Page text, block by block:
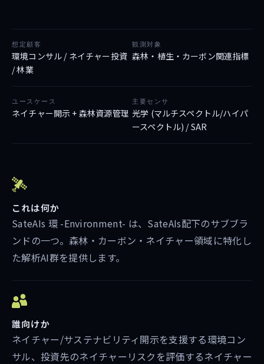
想定顧客
環境コンサル / ネイチャー投資
/ 林業
観測対象
森林・植生・カーボン関連指標
ユースケース
ネイチャー開示 + 森林資源管理
主要センサ
光学 (マルチスペクトル/ハイパ
ースペクトル) / SAR
これは何か
SateAIs 環 -Environment- は、SateAIs配下のサブブラ
ンドの一つ。森林・カーボン・ネイチャー領域に特化し
た解析AI群を提供します。
誰向けか
ネイチャー/サステナビリティ開示を支援する環境コン
サル、投資先のネイチャーリスクを評価するネイチャー